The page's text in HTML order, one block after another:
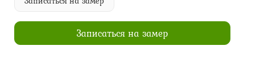
Записаться на замер